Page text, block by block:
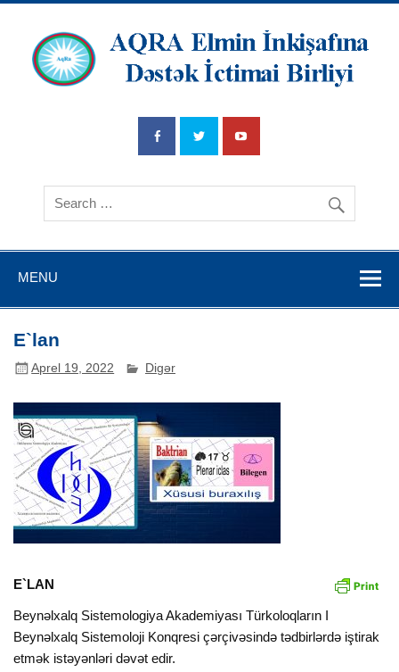
İnkişafına
Dətsək İctimai
Birliyi
MENU
E`lan
Aprel 19, 2022 Digər
E`LAN
Beynəlxalq Sistemologiya Akademiyası Türkoloqların I
Beynəlxalq Sistemoloji Konqresi çərçivəsində tədbirlərdə iştirak
etmək istəyənləri dəvət edir.